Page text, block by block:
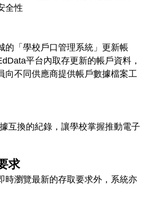
全性
的「學校戶口管理系統」更新帳
平台內取存更新的帳戶資料，
向不同供應商提供帳戶數據檔案工
互換的紀錄，讓學校掌握推動電子
求
時瀏覽最新的存取要求外，系統亦